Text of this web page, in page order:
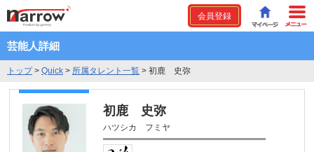
会員登録
芸能人詳細
トップ> Quick > 所属タレント一覧 > 初鹿 史弥
初鹿 史弥
ハツシカ フミヤ